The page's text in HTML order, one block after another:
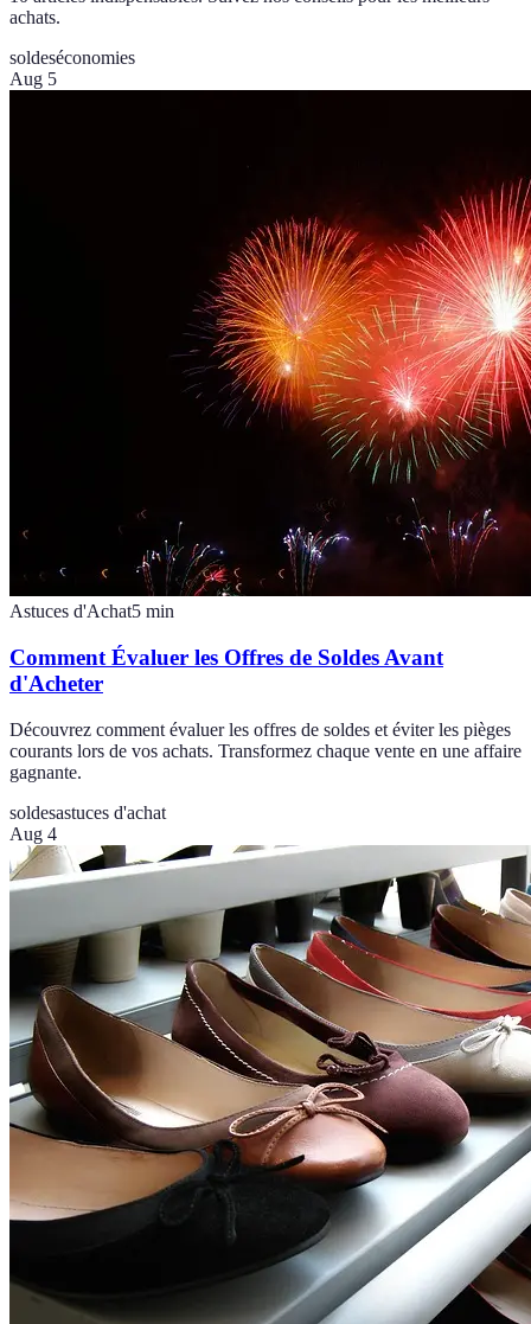
achats.
soldeséconomies
Aug 5
Astuces d'Achat5 min
Comment Évaluer les Offres de Soldes Avant
d'Acheter
Découvrez comment évaluer les offres de soldes et éviter les pièges
courants lors de vos achats. Transformez chaque vente en une affaire
gagnante.
soldesastuces d'achat
Aug 4